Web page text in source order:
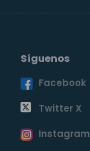
Síguenos
Facebook
Twitter X
Instagram